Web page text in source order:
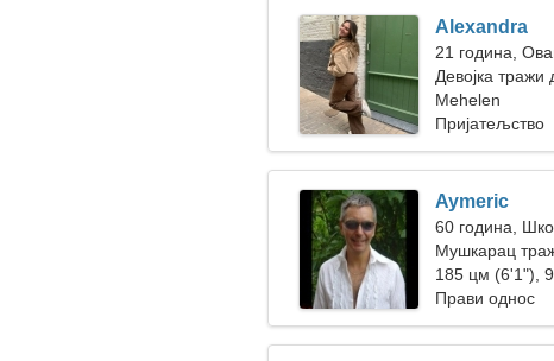
Alexandra
21 година,
Девојка тражи
Mehelen
Пријатељство
Aymeric
60 година,
Мушкарац
185 цм (6'1"),
Прави однос